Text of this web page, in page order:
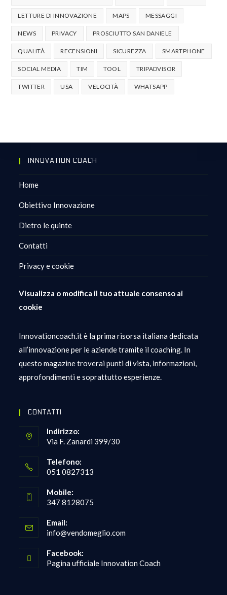
LETTURE DI INNOVAZIONE MAPS MESSAGGI
NEWS PRIVACY PROSCIUTTO SAN DANIELE
QUALITÀ RECENSIONI SICUREZZA SMARTPHONE
SOCIAL MEDIA TIM TOOL TRIPADVISOR
TWITTER USA VELOCITÀ WHATSAPP
INNOVATION COACH
Home
Obiettivo Innovazione
Dietro le quinte
Contatti
Privacy e cookie
Visualizza o modifica il tuo attuale consenso ai
cookie
Innovationcoach.it è la prima risorsa italiana dedicata
all’innovazione per le aziende tramite il coaching. In
questo magazine troverai punti di vista, informazioni,
approfondimenti e soprattutto esperienze.
CONTATTI
Indirizzo:
Via F. Zanardi 399/30
Telefono:
051 0827313
in
your
application
Mobile:
347 8128075
in
your
application
Email:
info@vendomeglio.com
application
Facebook:
Pagina ufficiale Innovation Coach